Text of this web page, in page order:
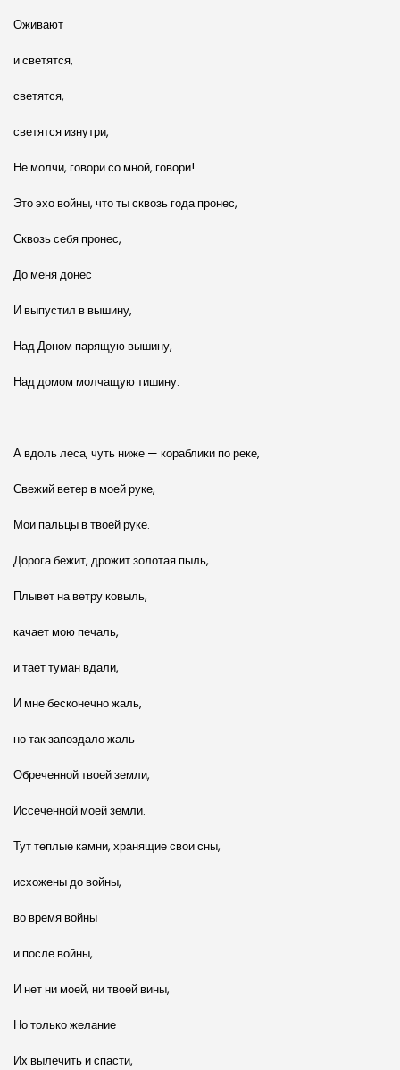
Оживают
и светятся,
светятся,
светятся изнутри,
Не молчи, говори со мной, говори!
Это эхо войны, что ты сквозь года пронес,
Сквозь себя пронес,
До меня донес
И выпустил в вышину,
Над Доном парящую вышину,
Над домом молчащую тишину.
А вдоль леса, чуть ниже — кораблики по реке,
Свежий ветер в моей руке,
Мои пальцы в твоей руке.
Дорога бежит, дрожит золотая пыль,
Плывет на ветру ковыль,
качает мою печаль,
и тает туман вдали,
И мне бесконечно жаль,
но так запоздало жаль
Обреченной твоей земли,
Иссеченной моей земли.
Тут теплые камни, хранящие свои сны,
исхожены до войны,
во время войны
и после войны,
И нет ни моей, ни твоей вины,
Но только желание
Их вылечить и спасти,